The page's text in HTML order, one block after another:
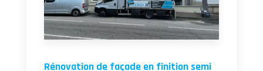
Rénovation de façade en finition semi